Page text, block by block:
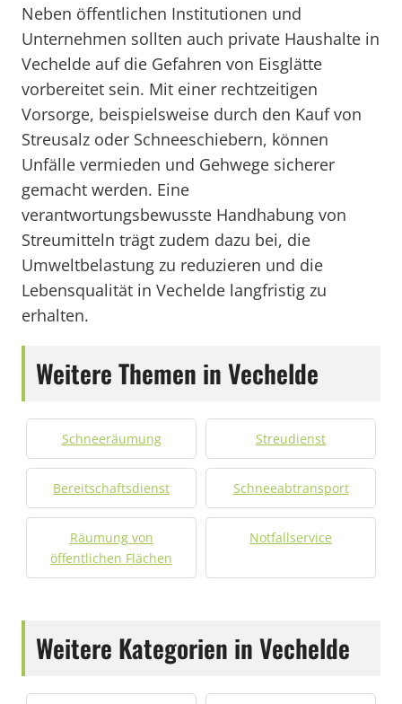
Neben öffentlichen Institutionen und
Unternehmen sollten auch private Haushalte in
Vechelde auf die Gefahren von Eisglätte
vorbereitet sein. Mit einer rechtzeitigen
Vorsorge, beispielsweise durch den Kauf von
Streusalz oder Schneeschiebern, können
Unfälle vermieden und Gehwege sicherer
gemacht werden. Eine
verantwortungsbewusste Handhabung von
Streumitteln trägt zudem dazu bei, die
Umweltbelastung zu reduzieren und die
Lebensqualität in Vechelde langfristig zu
erhalten.
Weitere Themen in Vechelde
Schneeräumung Streudienst
Bereitschaftsdienst Schneeabtransport
Räumung von
öffentlichen Flächen
Notfallservice
Weitere Kategorien in Vechelde